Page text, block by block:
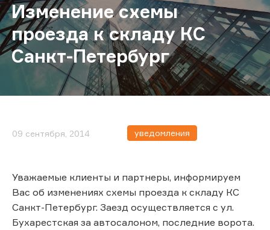
Изменение схемы
проезда к складу КС
Санкт-Петербург
09 сентября, 2014 уведомления
Уважаемые клиенты и партнеры, информируем
Вас об изменениях схемы проезда к складу КС
Санкт-Петербург. Заезд осуществляется с ул.
Бухарестская за автосалоном, последние ворота.